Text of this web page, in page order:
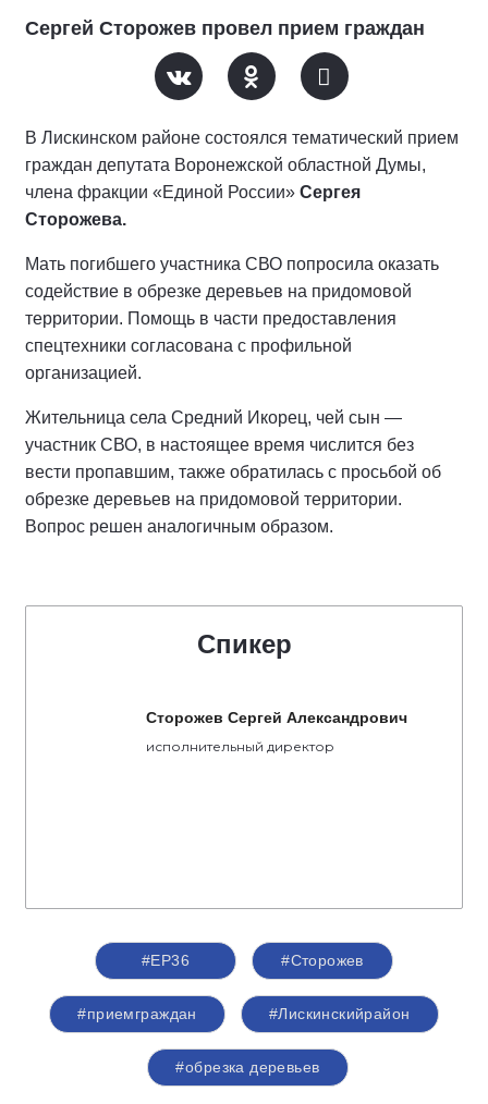
Сергей Сторожев провел прием граждан
В Лискинском районе состоялся тематический прием
граждан депутата Воронежской областной Думы,
члена фракции «Единой России» Сергея
Сторожева.
Мать погибшего участника СВО попросила оказать
содействие в обрезке деревьев на придомовой
территории. Помощь в части предоставления
спецтехники согласована с профильной
организацией.
Жительница села Средний Икорец, чей сын —
участник СВО, в настоящее время числится без
вести пропавшим, также обратилась с просьбой об
обрезке деревьев на придомовой территории.
Вопрос решен аналогичным образом.
Спикер
Сторожев Сергей Александрович
исполнительный директор
#ЕР36 #Сторожев
#приемграждан #Лискинскийрайон
#обрезка деревьев